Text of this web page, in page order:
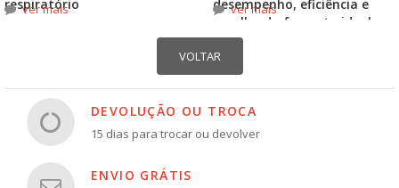
respiratório
ver mais
desempenho, eficiência e
escolha do formato ideal
ver mais
DEVOLUÇÃO OU TROCA
15 dias para trocar ou devolver
ENVIO GRÁTIS